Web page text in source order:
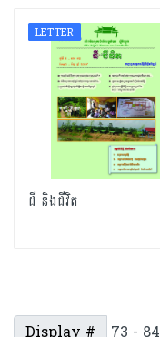
LETTER
ដី និងជីវិត